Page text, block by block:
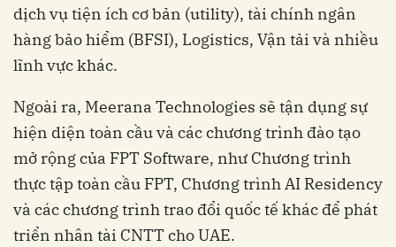
dịch vụ tiện ích cơ bản (utility), tài chính ngân
hàng bảo hiểm (BFSI), Logistics, Vận tải và nhiều
hiện diện toàn cầu và các chương trình đào tạo
mở rộng của FPT Software‏‏, như Chương trình
thực tập toàn cầu FPT, Chương trình AI Residency‏‏
triển nhân tài CNTT cho UAE.